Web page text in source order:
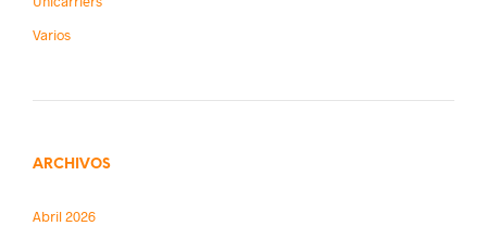
Varios
ARCHIVOS
Abril 2026